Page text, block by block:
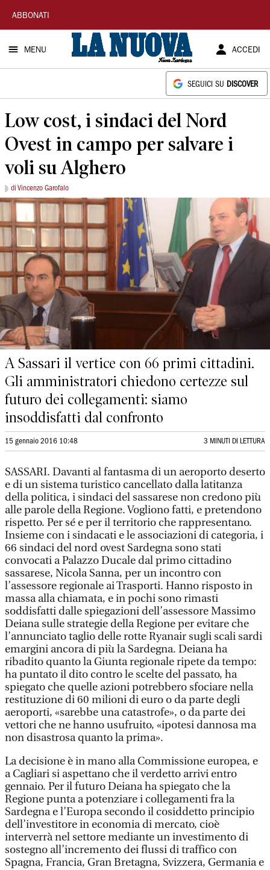
La
Nuova
Sardegna
ABBONATI
MENU ACCEDI
SEGUICI SU DISCOVER
Low cost, i sindaci del Nord
Ovest in campo per salvare i
voli su Alghero
di Vincenzo Garofalo
A Sassari il vertice con 66 primi cittadini.
Gli amministratori chiedono certezze sul
futuro dei collegamenti: siamo
insoddisfatti dal confronto
15 gennaio 2016 10:48 3 MINUTI DI LETTURA
SASSARI. Davanti al fantasma di un aeroporto deserto
e di un sistema turistico cancellato dalla latitanza
della politica, i sindaci del sassarese non credono più
alle parole della Regione. Vogliono fatti, e pretendono
rispetto. Per sé e per il territorio che rappresentano.
Insieme con i sindacati e le associazioni di categoria, i
66 sindaci del nord ovest Sardegna sono stati
convocati a Palazzo Ducale dal primo cittadino
sassarese, Nicola Sanna, per un incontro con
l’assessore regionale ai Trasporti. Hanno risposto in
massa alla chiamata, e in pochi sono rimasti
soddisfatti dalle spiegazioni dell’assessore Massimo
Deiana sulle strategie della Regione per evitare che
l’annunciato taglio delle rotte Ryanair sugli scali sardi
emargini ancora di più la Sardegna. Deiana ha
ribadito quanto la Giunta regionale ripete da tempo:
ha puntato il dito contro le scelte del passato, ha
spiegato che quelle azioni potrebbero sfociare nella
restituzione di 60 milioni di euro o da parte degli
aeroporti, «sarebbe una catastrofe», o da parte dei
vettori che ne hanno usufruito, «ipotesi dannosa ma
non disastrosa quanto la prima».
La decisione è in mano alla Commissione europea, e
a Cagliari si aspettano che il verdetto arrivi entro
gennaio. Per il futuro Deiana ha spiegato che la
Regione punta a potenziare i collegamenti fra la
Sardegna e l’Europa secondo il cosiddetto principio
dell’investitore in economia di mercato, cioè
interverrà nel settore mediante un investimento di
sostegno all’incremento dei flussi di traffico con
Spagna, Francia, Gran Bretagna, Svizzera, Germania e